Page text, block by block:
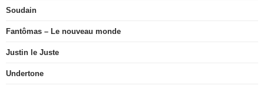
Soudain
Fantômas – Le nouveau monde
Justin le Juste
Undertone